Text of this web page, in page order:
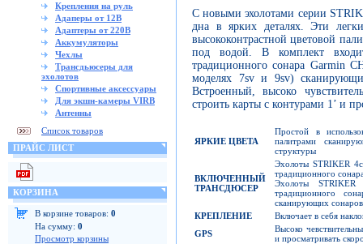
Крепления на руль
Адаперы от 12В
Адаптеры от 220В
Аккумуляторы
Чехлы
Трансдьюсеры для
эхолотов
Спортивные аксессуары
Для экшн-камеры VIRB
Антенны
Список товаров
ПРАЙС ЛИСТ
КОРЗИНА
В корзине товаров: 0
На сумму: 0
Просмотр корзины
С новыми эхолотами серии
дна в ярких деталях. Эти
высококонтрастной цветовой
под водой. В комплект
традиционного сонара Garmin
моделях 7sv и 9sv)
Встроенный, высоко
строить карты с контурами 1’ и
ЯРКИЕ ЦВЕТА
Простой в
палитрами
структуры
ВКЛЮЧЕННЫЙ
ТРАНСДЮСЕР
Эхолоты STRIKER
традиционного
Эхолоты
традиционного
сканирующих сонаров
КРЕПЛЕНИЕ
Включает в себя
GPS
Высоко
и просматривать